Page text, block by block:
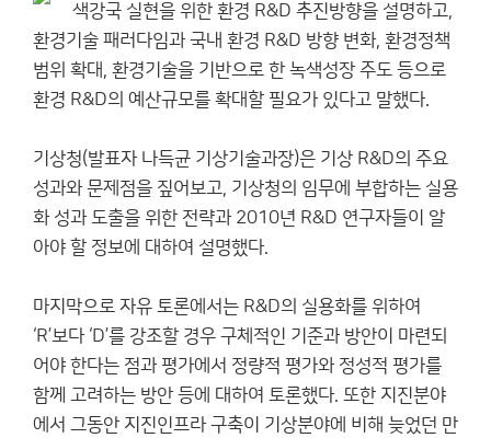
색강국 실현을 위한 환경 R&D 추진방향을 설명하고,
환경기술 패러다임과 국내 환경 R&D 방향 변화, 환경정책
범위 확대, 환경기술을 기반으로 한 녹색성장 주도 등으로
환경 R&D의 예산규모를 확대할 필요가 있다고 말했다.
기상청(발표자 나득균 기상기술과장)은 기상 R&D의 주요
성과와 문제점을 짚어보고, 기상청의 임무에 부합하는 실용
화 성과 도출을 위한 전략과 2010년 R&D 연구자들이 알
아야 할 정보에 대하여 설명했다.
마지막으로 자유 토론에서는 R&D의 실용화를 위하여
‘R’보다 ‘D’를 강조할 경우 구체적인 기준과 방안이 마련되
어야 한다는 점과 평가에서 정량적 평가와 정성적 평가를
함께 고려하는 방안 등에 대하여 토론했다. 또한 지진분야
에서 그동안 지진인프라 구축이 기상분야에 비해 늦었던 만